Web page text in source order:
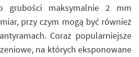
grubości maksymalnie 2 mm
przy czym mogą być również
Coraz popularniejsze
na których eksponowane